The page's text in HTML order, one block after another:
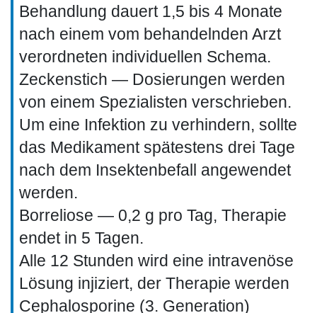
Behandlung dauert 1,5 bis 4 Monate
nach einem vom behandelnden Arzt
verordneten individuellen Schema.
Zeckenstich — Dosierungen werden
von einem Spezialisten verschrieben.
Um eine Infektion zu verhindern, sollte
das Medikament spätestens drei Tage
nach dem Insektenbefall angewendet
werden.
Borreliose — 0,2 g pro Tag, Therapie
endet in 5 Tagen.
Alle 12 Stunden wird eine intravenöse
Lösung injiziert, der Therapie werden
Cephalosporine (3. Generation)